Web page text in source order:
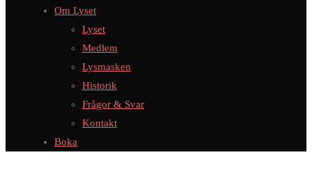
Om Lyset
Lyset
Medlem
Lysmasken
Historik
Frågor & Svar
Kontakt
Boka